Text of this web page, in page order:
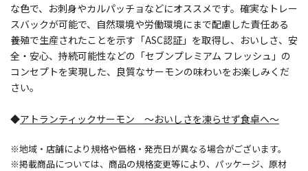
な色で、お刺身やカルパッチョなどにオススメです。確実なトレー
スバックが可能で、自然環境や労働環境にまで配慮した責任ある
養殖で生産されたことを示す「ASC認証」を取得し、おいしさ、安
全・安心、持続可能性などの「セブンプレミアム フレッシュ」の
コンセプトを実現した、良質なサーモンの味わいをお楽しみくだ
さい。
◆アトランティックサーモン ～おいしさを凍らせず食卓へ～
※地域・店舗により規格や価格・発売日が異なる場合がございます。
※掲載商品については、商品の規格変更等により、パッケージ、原材